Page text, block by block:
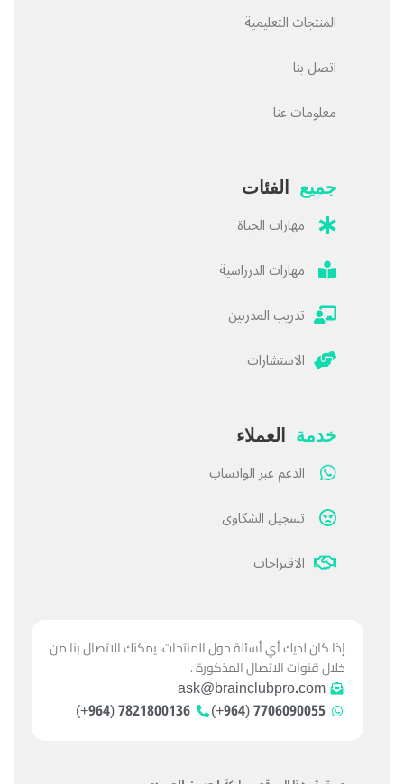
المنتجات التعليمية
اتصل بنا
معلومات عنا
جميع الفئات
مهارات الحياة
مهارات الدرراسية
تدريب المدربين
الاستشارات
خدمة العملاء
الدعم عبر الواتساب
تسجيل الشكاوى
الاقتراحات
إذا كان لديك أي أسئلة حول المنتجات، يمكنك الاتصال بنا من
خلال قنوات الاتصال المذكورة .
ask@brainclubpro.com
7706090055 (964+)
7821800136 (964+)